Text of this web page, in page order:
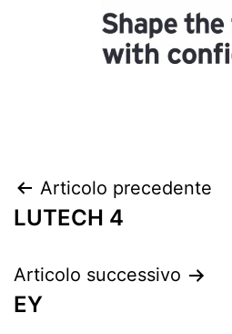
Articolo precedente
LUTECH 4
Articolo successivo
EY